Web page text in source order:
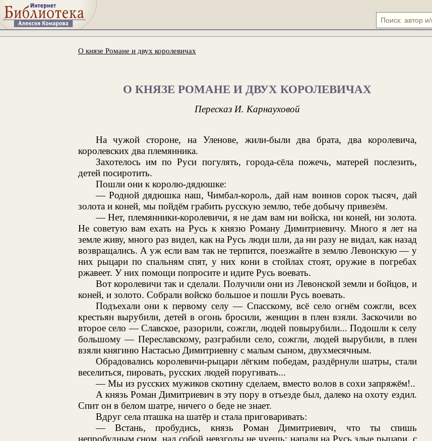
О князе Романе и двух королевичах
О КНЯЗЕ РОМАНЕ И ДВУХ КОРОЛЕВИЧАХ
Пересказ И. Карнауховой
На чужой стороне, на Уленове, жили-были два брата, два королевича,
королевских два племянника.
Захотелось им по Руси погулять, города-сёла пожечь, матерей послезить,
детей посиротить.
Пошли они к королю-дядюшке:
— Родной дядюшка наш, Чимбал-король, дай нам воинов сорок тысяч, дай
золота и коней, мы пойдём грабить русскую землю, тебе добычу привезём.
— Нет, племянники-королевичи, я не дам вам ни войска, ни коней, ни золота.
Не советую вам ехать на Русь к князю Роману Димитриевичу. Много я лет на
земле живу, много раз видел, как на Русь люди шли, да ни разу не видал, как назад
возвращались. А уж если вам так не терпится, поезжайте в землю Левонскую — у
них рыцари по спальням спят, у них кони в стойлах стоят, оружие в погребах
ржавеет. У них помощи попросите и идите Русь воевать.
Вот королевичи так и сделали. Получили они из Левонской земли и бойцов, и
коней, и золото. Собрали войско большое и пошли Русь воевать.
Подъехали они к первому селу — Спасскому, всё село огнём сожгли, всех
крестьян вырубили, детей в огонь бросили, женщин в плен взяли. Заскочили во
второе село — Славское, разорили, сожгли, людей повырубили... Подошли к селу
большому — Переславскому, разграбили село, сожгли, людей вырубили, в плен
взяли княгиню Настасью Димитриевну с малым сыном, двухмесячным.
Обрадовались королевичи-рыцари лёгким победам, раздёрнули шатры, стали
веселиться, пировать, русских людей поругивать...
— Мы из русских мужиков скотину сделаем, вместо волов в сохи запряжём!..
А князь Роман Димитриевич в эту пору в отъезде был, далеко на охоту ездил.
Спит он в белом шатре, ничего о беде не знает.
Вдруг села пташка на шатёр и стала приговаривать:
— Встань, пробудись, князь Роман Димитриевич, что ты спишь
непробудным сном, над собой невзгоды не чуешь: напали на Русь злые рыцари, с